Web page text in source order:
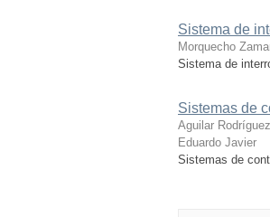
Sistema de
Morquecho
Sistema de
Sistemas de
Aguilar
Eduardo Javier
Sistemas de